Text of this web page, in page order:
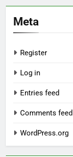
Meta
Register
Log in
Entries feed
Comments feed
WordPress.org